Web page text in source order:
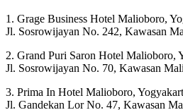
1. Grage Business Hotel Malioboro,
Jl. Sosrowijayan No. 242, Kawasan
2. Grand Puri Saron Hotel Malioboro,
Jl. Sosrowijayan No. 70, Kawasan
3. Prima In Hotel Malioboro,
Jl. Gandekan Lor No. 47, Kawasan